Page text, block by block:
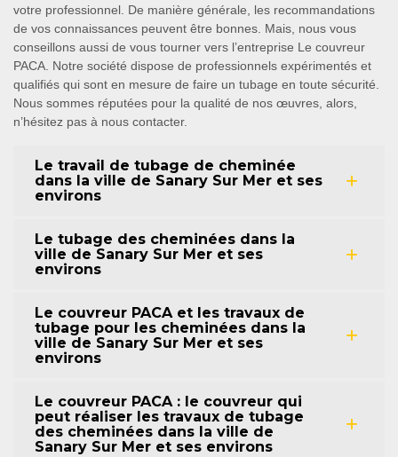
votre professionnel. De manière générale, les recommandations
de vos connaissances peuvent être bonnes. Mais, nous vous
conseillons aussi de vous tourner vers l’entreprise Le couvreur
PACA. Notre société dispose de professionnels expérimentés et
qualifiés qui sont en mesure de faire un tubage en toute sécurité.
Nous sommes réputées pour la qualité de nos œuvres, alors,
n’hésitez pas à nous contacter.
Le travail de tubage de cheminée
dans la ville de Sanary Sur Mer et ses
environs
Le tubage des cheminées dans la
ville de Sanary Sur Mer et ses
environs
Le couvreur PACA et les travaux de
tubage pour les cheminées dans la
ville de Sanary Sur Mer et ses
environs
Le couvreur PACA : le couvreur qui
peut réaliser les travaux de tubage
des cheminées dans la ville de
Sanary Sur Mer et ses environs